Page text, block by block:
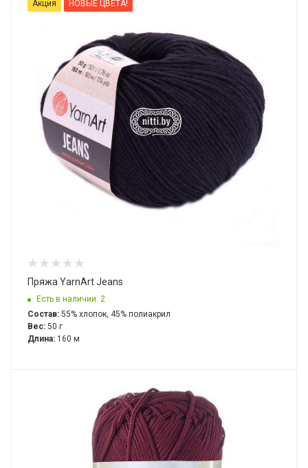
Акция НОВЫЕ ЦВЕТА!
Пряжа YarnArt Jeans
Есть в наличии: 2
Состав: 55% хлопок, 45% полиакрил
Вес: 50 г
Длина: 160 м